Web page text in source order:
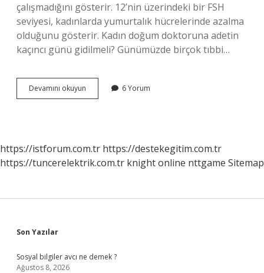
çalışmadığını gösterir. 12’nin üzerindeki bir FSH
seviyesi, kadınlarda yumurtalık hücrelerinde azalma
olduğunu gösterir. Kadın doğum doktoruna adetin
kaçıncı günü gidilmeli? Günümüzde birçok tıbbi…
Devamını okuyun
Doğuma
Gidilir
6 Yorum
https://istforum.com.tr https://destekegitim.com.tr
https://tuncerelektrik.com.tr knight online nttgame Sitemap
Sidebar
Son Yazılar
Sosyal bilgiler avcı ne demek ?
Ağustos 8, 2026